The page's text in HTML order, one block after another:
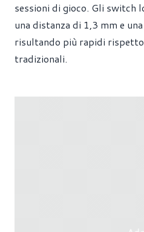
sessioni di gioco. Gli switch
una distanza di 1,3 mm e
risultando più rapidi
tradizionali.